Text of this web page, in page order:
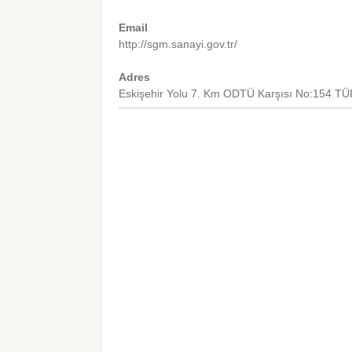
Email
http://sgm.sanayi.gov.tr/
Adres
Eskişehir Yolu 7. Km ODTÜ Karşısı No:154